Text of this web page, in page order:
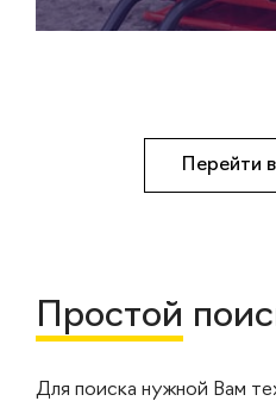
Перейти
Простой
Для поиска нужной Вам